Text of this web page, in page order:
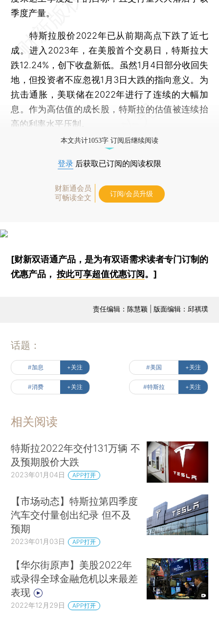
季度产量。
特斯拉股价2022年已从前期高点下跌了近七
成。进入2023年，在美股首个交易日，特斯拉大
跌12.24%，创下收盘新低。虽然1月4日部分收回失
地，但投资者不应忽视1月3日大跌的指向意义。为
抗击通胀，美联储在2022年进行了连续的大幅加
息。作为高估值的成长股，特斯拉的估值被连续抬
高的利率水平压制。
本文共计1053字 订阅后继续阅读
登录 后获取已订阅的阅读权限
财新通会员
可畅读全文
订阅/会员升级
[财新双语通产品，是为有双语需求读者专门订制的
优惠产品，按此可享超值优惠订阅。]
责任编辑：陈慧颖 | 版面编辑：邱祺璞
话题：
#加息 +关注 #美国 +关注
#消费 +关注 #特斯拉 +关注
相关阅读
特斯拉2022年交付131万辆 不
及预期股价大跌
2023年01月04日 APP打开
【市场动态】特斯拉第四季度
汽车交付量创出纪录 但不及
预期
2023年01月03日 APP打开
【华尔街原声】美股2022年
或录得全球金融危机以来最差
表现
2022年12月29日 APP打开